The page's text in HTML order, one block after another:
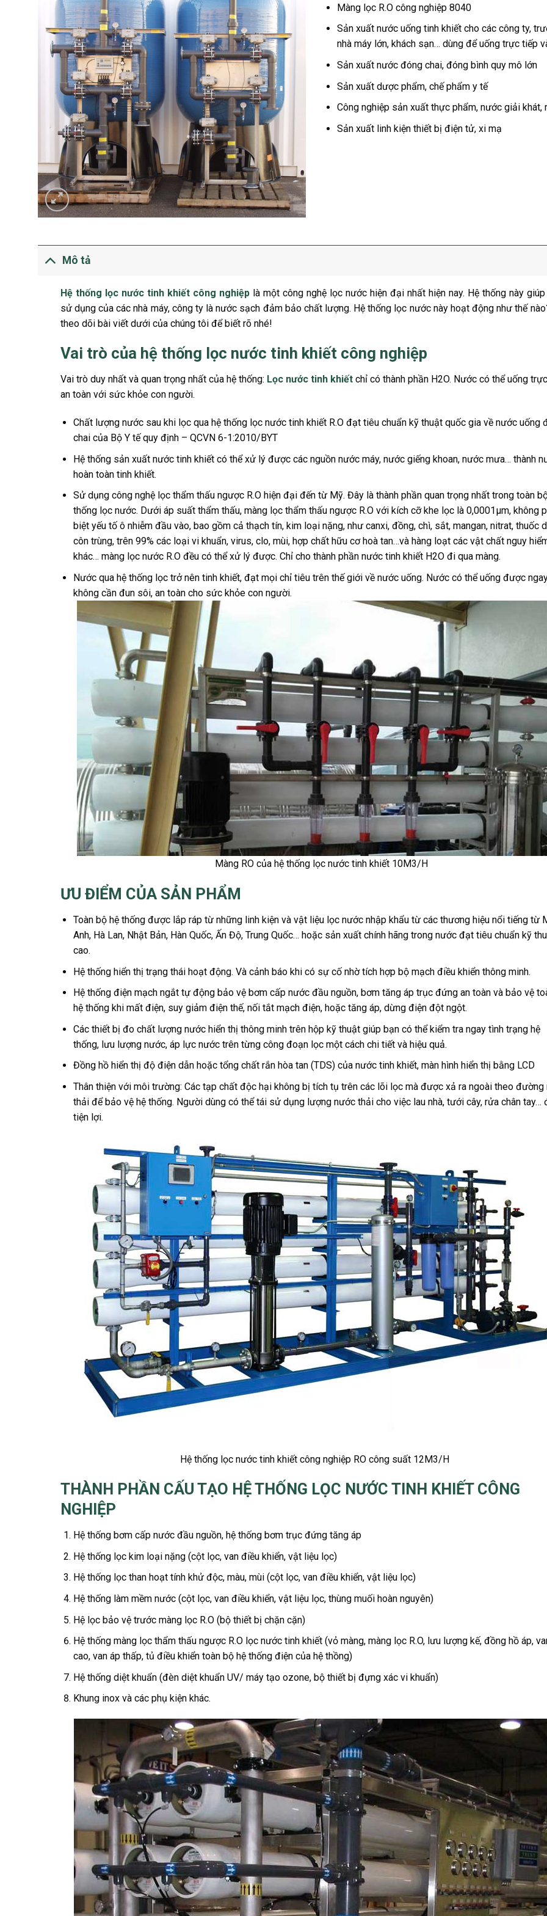
Màng lọc R.O công nghiệp 8040
Sản xuất nước uống tinh khiết cho các công ty,
nhà máy lớn, khách sạn… dùng để uống trực tiếp
Sản xuất nước đóng chai, đóng bình quy mô lớn
Sản xuất dược phẩm, chế phẩm y tế
Công nghiệp sản xuất thực phẩm, nước giải khát,
Sản xuất linh kiện thiết bị điện tử, xi mạ
Mô tả
Hệ thống lọc nước tinh khiết công nghiệp là một công nghệ lọc nước hiện đại nhất hiện nay. Hệ thống này
sử dụng của các nhà máy, công ty là nước sạch đảm bảo chất lượng. Hệ thống lọc nước này hoạt động như thế
theo dõi bài viết dưới của chúng tôi để biết rõ nhé!
Vai trò của hệ thống lọc nước tinh khiết công nghiệp
Vai trò duy nhất và quan trọng nhất của hệ thống: Lọc nước tinh khiếtchỉ có thành phần H2O. Nước có thể uống
an toàn với sức khỏe con người.
Chất lượng nước sau khi lọc qua hệ thống lọc nước tinh khiết R.O đạt tiêu chuẩn kỹ thuật quốc gia về nước uống
chai của Bộ Y tế quy định – QCVN 6-1:2010/BYT
Hệ thống sản xuất nước tinh khiết có thể xử lý được các nguồn nước máy, nước giếng khoan, nước mưa… thành
hoàn toàn tinh khiết.
Sử dụng công nghệ lọc thẩm thấu ngược R.O hiện đại đến từ Mỹ. Đây là thành phần quan trọng nhất trong toàn
thống lọc nước. Dưới áp suất thẩm thấu, màng lọc thẩm thấu ngược R.O với kích cỡ khe lọc là 0,0001µm, không
biệt yếu tố ô nhiễm đầu vào, bao gồm cả thạch tín, kim loại nặng, như canxi, đồng, chì, sắt, mangan, nitrat, thuốc
côn trùng, trên 99% các loại vi khuẩn, virus, clo, mùi, hợp chất hữu cơ hoà tan…và hàng loạt các vật chất nguy
khác… màng lọc nước R.O đều có thể xử lý được. Chỉ cho thành phần nước tinh khiết H2O đi qua màng.
Nước qua hệ thống lọc trở nên tinh khiết, đạt mọi chỉ tiêu trên thế giới về nước uống. Nước có thể uống được
không cần đun sôi, an toàn cho sức khỏe con người.
Màng RO của hệ thống lọc nước tinh khiết 10M3/H
ƯU ĐIỂM CỦA SẢN PHẨM
Toàn bộ hệ thống được lắp ráp từ những linh kiện và vật liệu lọc nước nhập khẩu từ các thương hiệu nổi tiếng từ
Anh, Hà Lan, Nhật Bản, Hàn Quốc, Ấn Độ, Trung Quốc… hoặc sản xuất chính hãng trong nước đạt tiêu chuẩn kỹ
cao.
Hệ thống hiển thị trạng thái hoạt động. Và cảnh báo khi có sự cố nhờ tích hợp bộ mạch điều khiển thông minh.
Hệ thống điện mạch ngắt tự động bảo vệ bơm cấp nước đầu nguồn, bơm tăng áp trục đứng an toàn và bảo vệ
hệ thống khi mất điện, suy giảm điện thế, nối tắt mạch điện, hoặc tăng áp, dừng điện đột ngột.
Các thiết bị đo chất lượng nước hiển thị thông minh trên hộp kỹ thuật giúp bạn có thể kiểm tra ngay tình trạng hệ
thống, lưu lượng nước, áp lực nước trên từng công đoạn lọc một cách chi tiết và hiệu quả.
Đồng hồ hiển thị độ điện dẫn hoặc tổng chất rắn hòa tan (TDS) của nước tinh khiết, màn hình hiển thị bằng LCD
Thân thiện với môi trường: Các tạp chất độc hại không bị tích tụ trên các lõi lọc mà được xả ra ngoài theo đường
thải để bảo vệ hệ thống. Người dùng có thể tái sử dụng lượng nước thải cho việc lau nhà, tưới cây, rửa chân tay…
tiện lợi.
Hệ thống lọc nước tinh khiết công nghiệp RO công suất 12M3/H
THÀNH PHẦN CẤU TẠO HỆ THỐNG LỌC NƯỚC TINH KHIẾT CÔNG
NGHIỆP
Hệ thống bơm cấp nước đầu nguồn, hệ thống bơm trục đứng tăng áp
Hệ thống lọc kim loại nặng (cột lọc, van điều khiển, vật liệu lọc)
Hệ thống lọc than hoạt tính khử độc, màu, mùi (cột lọc, van điều khiển, vật liệu lọc)
Hệ thống làm mềm nước (cột lọc, van điều khiển, vật liệu lọc, thùng muối hoàn nguyên)
Hệ lọc bảo vệ trước màng lọc R.O (bộ thiết bị chặn cặn)
Hệ thống màng lọc thẩm thấu ngược R.O lọc nước tinh khiết (vỏ màng, màng lọc R.O, lưu lượng kế, đồng hồ áp,
cao, van áp thấp, tủ điều khiển toàn bộ hệ thống điện của hệ thồng)
Hệ thống diệt khuẩn (đèn diệt khuẩn UV/ máy tạo ozone, bộ thiết bị đựng xác vi khuẩn)
Khung inox và các phụ kiện khác.